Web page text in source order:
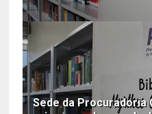
Sede da Procuradoria